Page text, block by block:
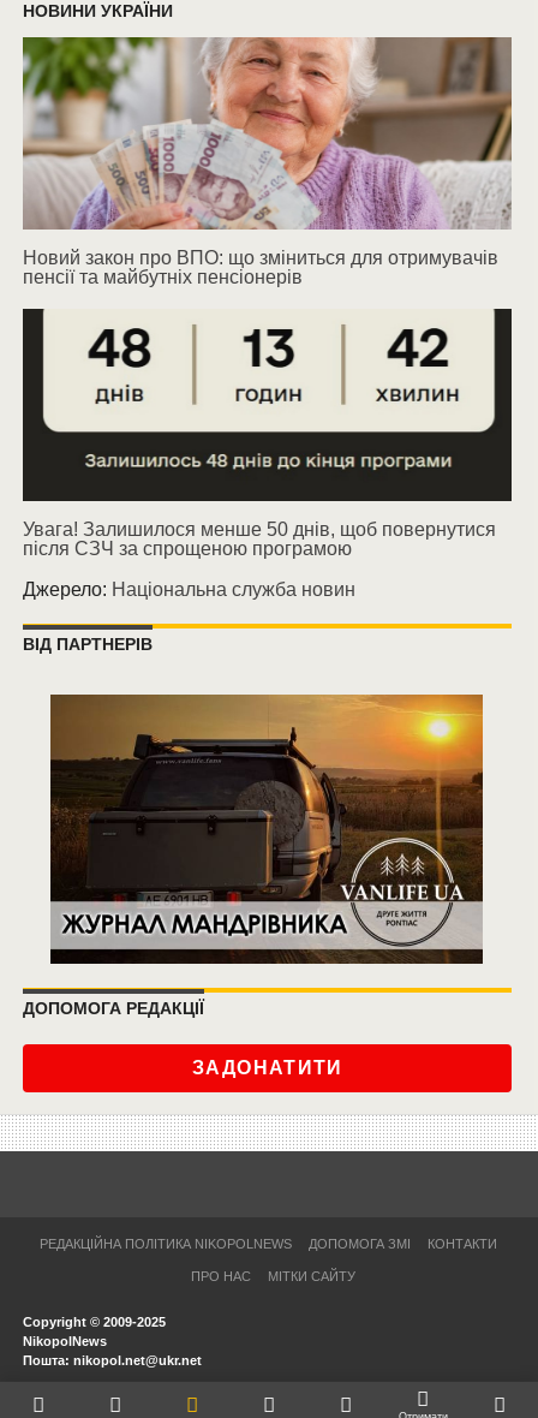
НОВИНИ УКРАЇНИ
Новий закон про ВПО: що зміниться для отримувачів
пенсії та майбутніх пенсіонерів
Увага! Залишилося менше 50 днів, щоб повернутися
після СЗЧ за спрощеною програмою
Джерело: Національна служба новин
ВІД ПАРТНЕРІВ
ДОПОМОГА РЕДАКЦІЇ
ЗАДОНАТИТИ
РЕДАКЦІЙНА ПОЛІТИКА NIKOPOLNEWS ДОПОМОГА ЗМІ КОНТАКТИ
ПРО НАС МІТКИ САЙТУ
Copyright © 2009-2025
NikopolNews
Пошта: nikopol.net@ukr.net